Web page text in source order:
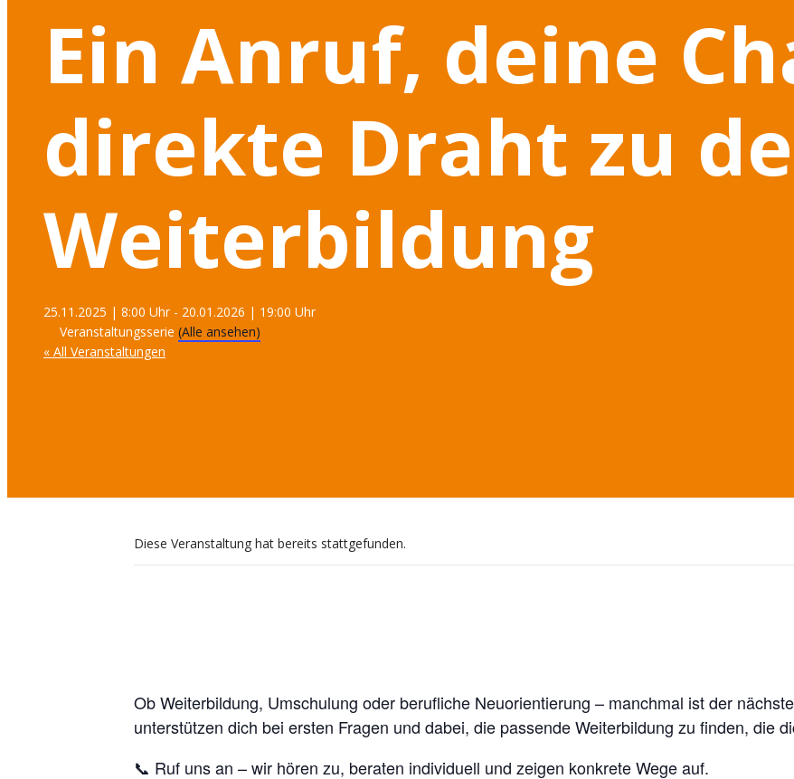
Ein Anruf, deine
direkte Draht zu
Weiterbildung
25.11.2025 | 8:00 Uhr- 20.01.2026 | 19:00 Uhr
Veranstaltungsserie (Alle ansehen)
« All Veranstaltungen
Diese Veranstaltung hat bereits stattgefunden.
Ob Weiterbildung, Umschulung oder berufliche Neuorientierung – manchmal ist der
unterstützen dich bei ersten Fragen und dabei, die passende Weiterbildung zu finden, die
📞 Ruf uns an – wir hören zu, beraten individuell und zeigen konkrete Wege auf.